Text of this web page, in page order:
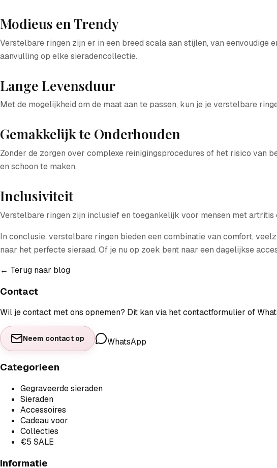
Modieus en Trendy
Verstelbare ringen zijn er in een breed scala aan stijlen, van
aanvulling op elke sieradencollectie.
Lange Levensduur
Met de mogelijkheid om de maat aan te passen, kun je je verstelbare
Gemakkelijk te Onderhouden
Zonder de zorgen over complexe reinigingsprocedures of het risico van
en schoon te maken.
Inclusiviteit
Verstelbare ringen zijn inclusief en toegankelijk voor mensen met
In conclusie, verstelbare ringen bieden een combinatie van comfort,
naar het perfecte sieraad. Of je nu op zoek bent naar een dagelijkse
← Terug naar blog
Contact
Wil je contact met ons opnemen? Dit kan via het contactformulier of
Neem contact op WhatsApp
Categorieen
Gegraveerde sieraden
Sieraden
Accessoires
Cadeau voor
Collecties
€5 SALE
Informatie